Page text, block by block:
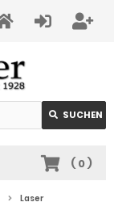
SUCHEN
( 0)
Laser